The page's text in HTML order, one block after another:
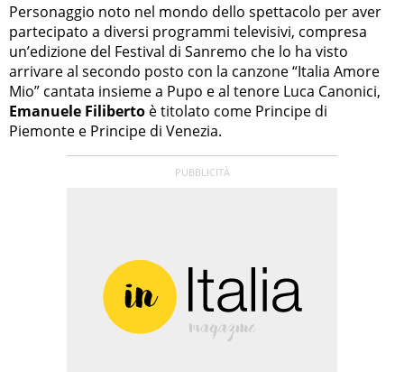
Personaggio noto nel mondo dello spettacolo per aver
partecipato a diversi programmi televisivi, compresa
un’edizione del Festival di Sanremo che lo ha visto
arrivare al secondo posto con la canzone “Italia Amore
Mio” cantata insieme a Pupo e al tenore Luca Canonici,
Emanuele Filiberto è titolato come Principe di
Piemonte e Principe di Venezia.